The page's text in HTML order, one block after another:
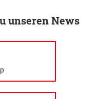
unseren News